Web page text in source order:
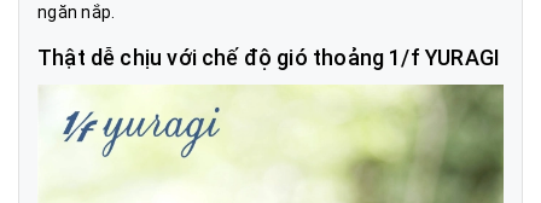
ngăn nắp.
Thật dễ chịu với chế độ gió thoảng 1/f YURAGI